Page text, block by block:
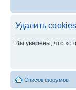
Удалить
Вы уверены, что
Список форумов